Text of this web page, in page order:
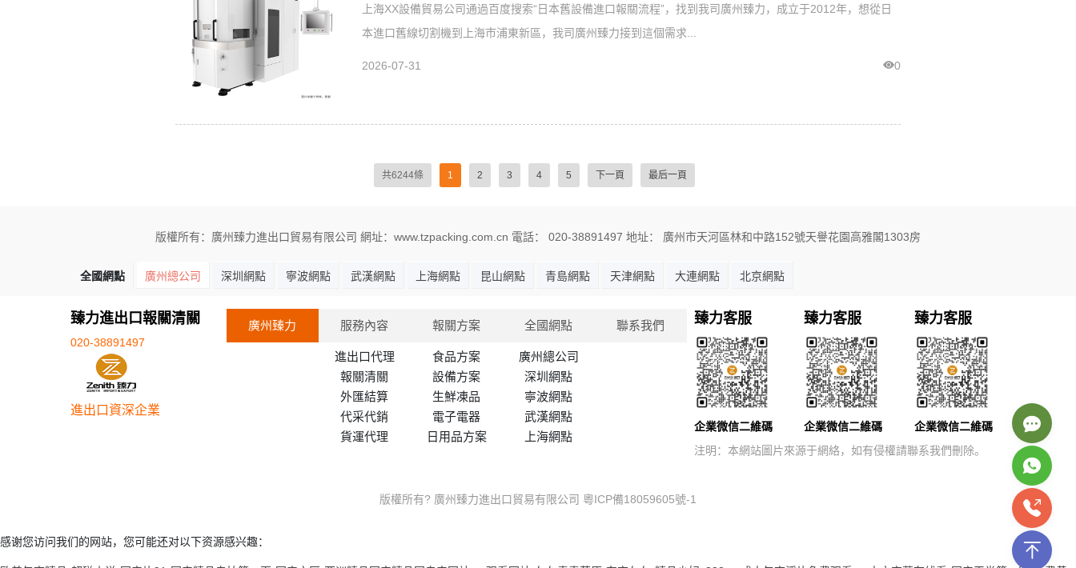
上海XX設備貿易公司通過百度搜索“日本舊設備進口報關流程”，找到我司廣州臻力，成立于2012年，想從日
本進口舊線切割機到上海市浦東新區，我司廣州臻力接到這個需求...
0
2026-07-31
共6244條 1 2 3 4 5 下一頁 最后一頁
版權所有：廣州臻力進出口貿易有限公司 網址：www.tzpacking.com.cn 電話： 020-38891497 地址： 廣州市天河區林和中路152號天譽花園高雅閣1303房
全國網點 廣州總公司 深圳網點 寧波網點 武漢網點 上海網點 昆山網點 青島網點 天津網點 大連網點 北京網點
臻力進出口報關清關
020-38891497
進出口資深企業
廣州臻力 服務內容
進出口代理
報關清關
外匯結算
代采代銷
貨運代理
報關方案
食品方案
設備方案
生鮮凍品
電子電器
日用品方案
全國網點
廣州總公司
深圳網點
寧波網點
武漢網點
上海網點
聯系我們 臻力客服
企業微信二維碼
臻力客服
企業微信二維碼
臻力客服
企業微信二維碼
注明：本網站圖片來源于網絡，如有侵權請聯系我們刪除。
版權所有? 廣州臻力進出口貿易有限公司 粵ICP備18059605號-1
感谢您访问我们的网站，您可能还对以下资源感兴趣：